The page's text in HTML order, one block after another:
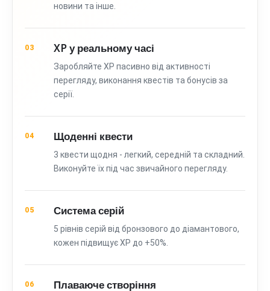
новини та інше.
03 XP у реальному часі
Заробляйте XP пасивно від активності
перегляду, виконання квестів та бонусів за
серії.
04 Щоденні квести
3 квести щодня - легкий, середній та складний.
Виконуйте їх під час звичайного перегляду.
05 Система серій
5 рівнів серій від бронзового до діамантового,
кожен підвищує XP до +50%.
06 Плаваюче створіння